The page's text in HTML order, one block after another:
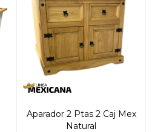
Aparador 2 Ptas 2 Caj Mex
Natural